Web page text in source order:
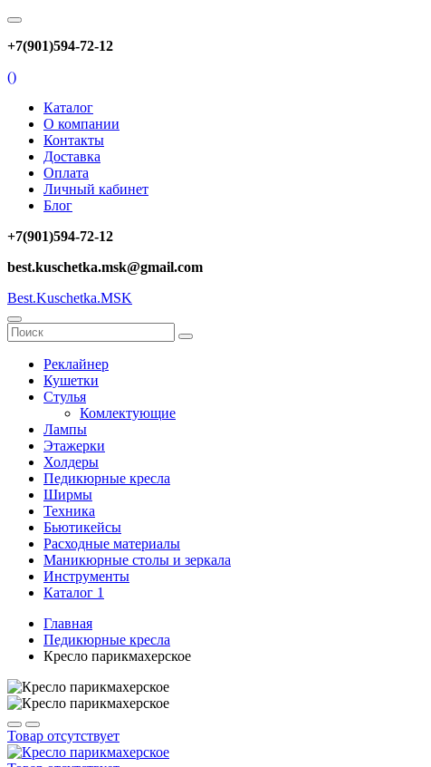
+7(901)594-72-12
()
Каталог
О компании
Контакты
Доставка
Оплата
Личный кабинет
Блог
+7(901)594-72-12
best.kuschetka.msk@gmail.com
Best.Kuschetka.MSK
Реклайнер
Кушетки
Стулья
Комлектующие
Лампы
Этажерки
Холдеры
Педикюрные кресла
Ширмы
Техника
Бьютикейсы
Расходные материалы
Маникюрные столы и зеркала
Инструменты
Каталог 1
Главная
Педикюрные кресла
Кресло парикмахерское
Товар отсутствует